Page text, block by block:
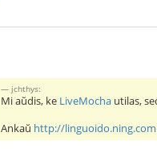
jchthys:
Mi aŭdis, ke LiveMocha utilas,
Ankaŭ http://linguoido.ning.com